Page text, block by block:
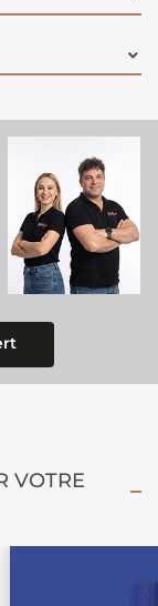
un bouchon qui
le safran pour
espace !
VOTRE